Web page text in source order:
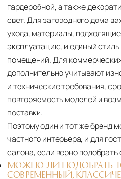
гардеробной, а также
свет. Для загородного дома
ухода, материалы,
эксплуатацию, и единый стиль
помещений. Для
дополнительно учитывают
и технические требования,
повторяемость моделей и
поставки.
Поэтому один и тот же бренд
частного интерьера, и для
салона, если верно
МОЖНО ЛИ ПОДОБРАТЬ
СОВРЕМЕННЫЙ,